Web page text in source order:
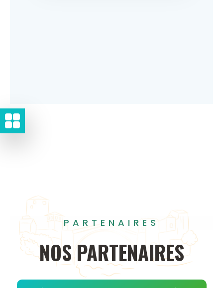
PARTENAIRES
NOS PARTENAIRES